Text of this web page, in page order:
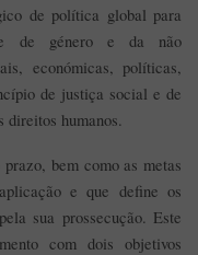
de política global para
de género e da não
económicas, políticas,
de justiça social e de
direitos humanos.
bem como as metas
e que define os
sua prossecução. Este
com dois objetivos